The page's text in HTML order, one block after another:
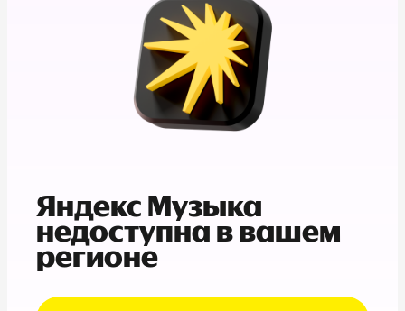
Яндекс Музыка
недоступна в вашем
регионе